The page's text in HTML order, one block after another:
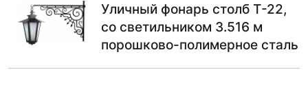
Уличный фонарь столб Т-22,
со светильником 3.516 м
порошково-полимерное сталь